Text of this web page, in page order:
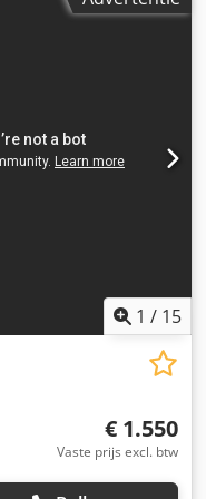
1 / 15
€ 1.550
Vaste prijs excl. btw